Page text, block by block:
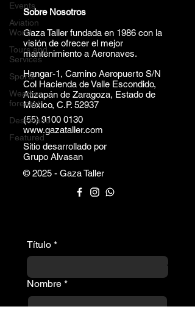
Events
Aviation
World
Tours and
Services
Sports
Weather
forecast
Destacado
Featured
Sobre Nosotros
Gaza Taller fundada en 1986 con la
visión de ofrecer el mejor
mantenimiento a Aeronaves.
Hangar-1, Camino Aeropuerto S/N
Col Hacienda de Valle Escondido,
Atizapán de Zaragoza, Estado de
México, C.P. 52937
(55) 9100 0130
www.gazataller.com
Sitio desarrollado por
Grupo Alvasan
© 2025 - Gaza Taller
Título *
Nombre *